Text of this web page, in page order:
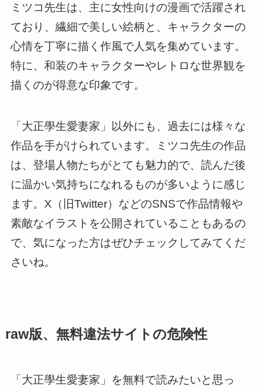
ミツコ先生は、主に女性向けの漫画で活躍され
ており、繊細で美しい絵柄と、キャラクターの
心情を丁寧に描く作風で人気を集めています。
特に、和装のキャラクターやレトロな世界観を
描くのが得意な印象です。
「大正學生愛妻家」以外にも、過去には様々な
作品を手がけられています。ミツコ先生の作品
は、登場人物たちがとても魅力的で、読んだ後
に温かい気持ちになれるものが多いように感じ
ます。X（旧Twitter）などのSNSで作品情報や
素敵なイラストを公開されていることもあるの
で、気になった方はぜひチェックしてみてくだ
さいね。
raw版、無料違法サイトの危険性
「大正學生愛妻家」を無料で読みたいと思っ